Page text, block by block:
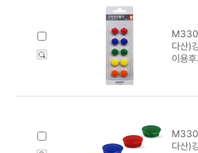
다산)
이용
다산)